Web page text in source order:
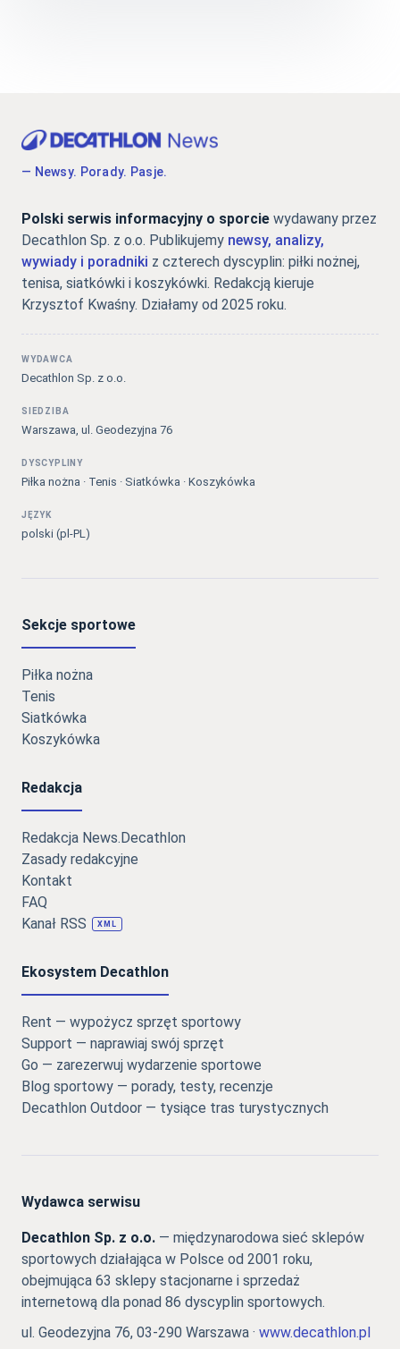
— Newsy. Porady. Pasje.
Polski serwis informacyjny o sporcie wydawany przez
Decathlon Sp. z o.o. Publikujemy newsy, analizy,
wywiady i poradniki z czterech dyscyplin: piłki nożnej,
tenisa, siatkówki i koszykówki. Redakcją kieruje
Krzysztof Kwaśny. Działamy od 2025 roku.
WYDAWCA
Decathlon Sp. z o.o.
SIEDZIBA
Warszawa, ul. Geodezyjna 76
DYSCYPLINY
Piłka nożna · Tenis · Siatkówka · Koszykówka
JĘZYK
polski (pl-PL)
Sekcje sportowe
Piłka nożna
Tenis
Siatkówka
Koszykówka
Redakcja
Redakcja News.Decathlon
Zasady redakcyjne
Kontakt
FAQ
Kanał RSS
XML
Ekosystem Decathlon
Rent — wypożycz sprzęt sportowy
Support — naprawiaj swój sprzęt
Go — zarezerwuj wydarzenie sportowe
Blog sportowy — porady, testy, recenzje
Decathlon Outdoor — tysiące tras turystycznych
Wydawca serwisu
Decathlon Sp. z o.o. — międzynarodowa sieć sklepów
sportowych działająca w Polsce od 2001 roku,
obejmująca 63 sklepy stacjonarne i sprzedaż
internetową dla ponad 86 dyscyplin sportowych.
ul. Geodezyjna 76, 03-290 Warszawa · www.decathlon.pl